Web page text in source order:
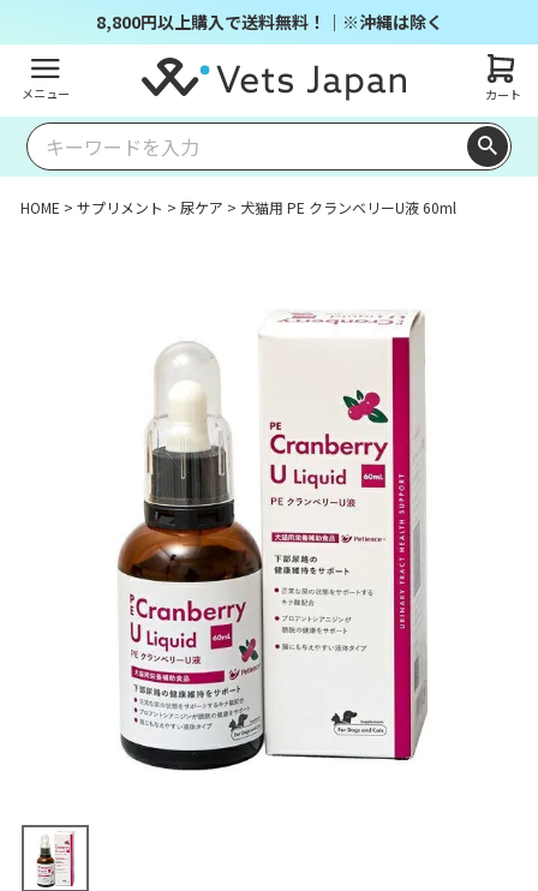
8,800円以上購入で送料無料！｜※沖縄は除く
メニュー カート
HOME サプリメント 尿ケア 犬猫用 PE クランベリーU液 60ml